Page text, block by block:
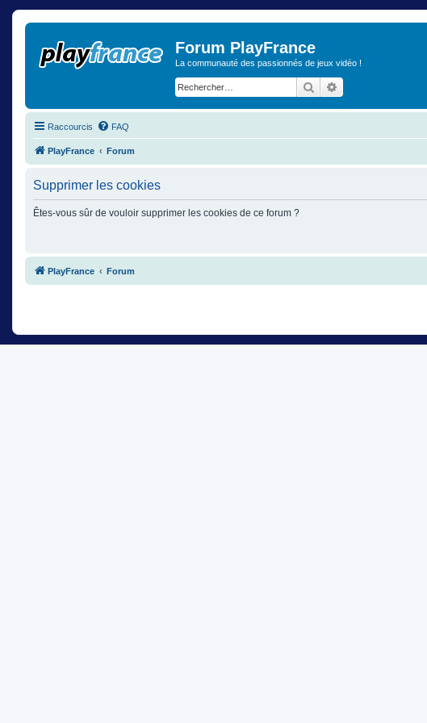
Forum PlayFrance
La communauté des passionnés de jeux vidéo !
Rechercher
Raccourcis FAQ
PlayFrance Forum
Supprimer les cookies
Êtes-vous sûr de vouloir supprimer les cookies de ce forum ?
PlayFrance Forum